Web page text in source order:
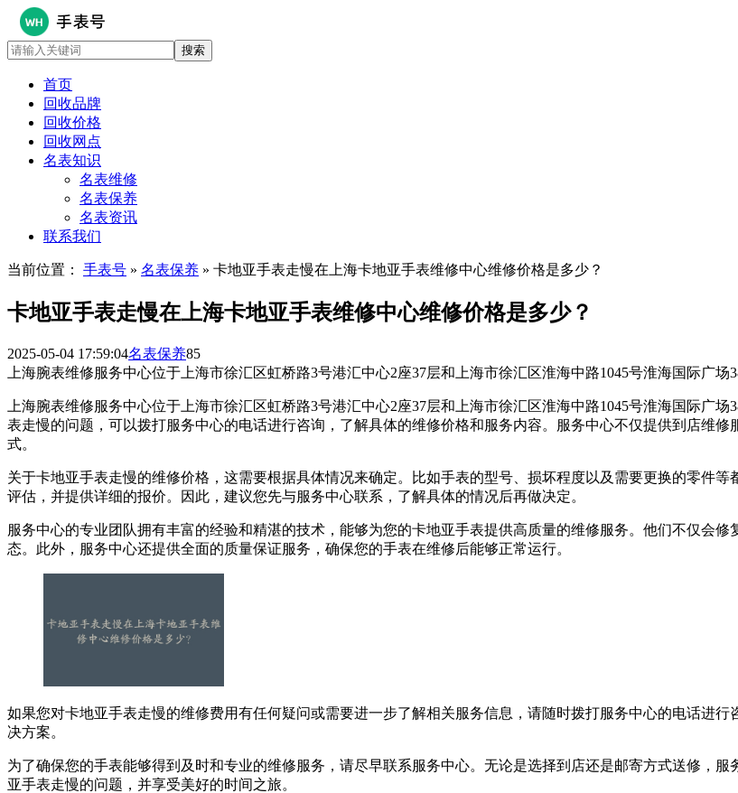
首页
回收品牌
回收价格
回收网点
名表知识
名表维修
名表保养
名表资讯
联系我们
当前位置： 手表号 » 名表保养 » 卡地亚手表走慢在上海卡地亚手表维修中心维修价格是多少？
卡地亚手表走慢在上海卡地亚手表维修中心维修价格是多少？
2025-05-04 17:59:04名表保养85
上海腕表维修服务中心位于上海市徐汇区虹桥路3号港汇中心2座37层和上海市徐汇区淮海中路1045号淮海国际广场
上海腕表维修服务中心位于上海市徐汇区虹桥路3号港汇中心2座37层和上海市徐汇区淮海中路1045号淮海国际广
表走慢的问题，可以拨打服务中心的电话进行咨询，了解具体的维修价格和服务内容。服务中心不仅提供到店维
式。
关于卡地亚手表走慢的维修价格，这需要根据具体情况来确定。比如手表的型号、损坏程度以及需要更换的零件
评估，并提供详细的报价。因此，建议您先与服务中心联系，了解具体的情况后再做决定。
服务中心的专业团队拥有丰富的经验和精湛的技术，能够为您的卡地亚手表提供高质量的维修服务。他们不仅会
态。此外，服务中心还提供全面的质量保证服务，确保您的手表在维修后能够正常运行。
如果您对卡地亚手表走慢的维修费用有任何疑问或需要进一步了解相关服务信息，请随时拨打服务中心的电话进
决方案。
为了确保您的手表能够得到及时和专业的维修服务，请尽早联系服务中心。无论是选择到店还是邮寄方式送修，
亚手表走慢的问题，并享受美好的时间之旅。